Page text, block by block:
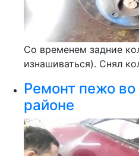
Со временем задние
изнашиваться). Снял
Ремонт пежо
районе